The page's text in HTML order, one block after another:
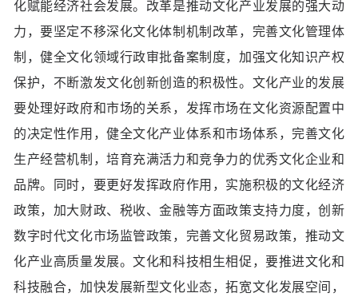
化赋能经济社会发展。改革是推动文化产业发展的强大动
力，要坚定不移深化文化体制机制改革，完善文化管理体
制，健全文化领域行政审批备案制度，加强文化知识产权
保护，不断激发文化创新创造的积极性。文化产业的发展
要处理好政府和市场的关系，发挥市场在文化资源配置中
的决定性作用，健全文化产业体系和市场体系，完善文化
生产经营机制，培育充满活力和竞争力的优秀文化企业和
品牌。同时，要更好发挥政府作用，实施积极的文化经济
政策，加大财政、税收、金融等方面政策支持力度，创新
数字时代文化市场监管政策，完善文化贸易政策，推动文
化产业高质量发展。文化和科技相生相促，要推进文化和
科技融合，加快发展新型文化业态，拓宽文化发展空间，